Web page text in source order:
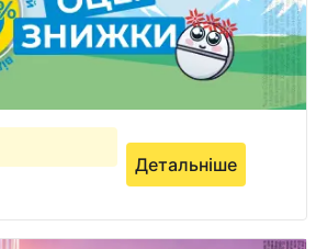
Детальніше